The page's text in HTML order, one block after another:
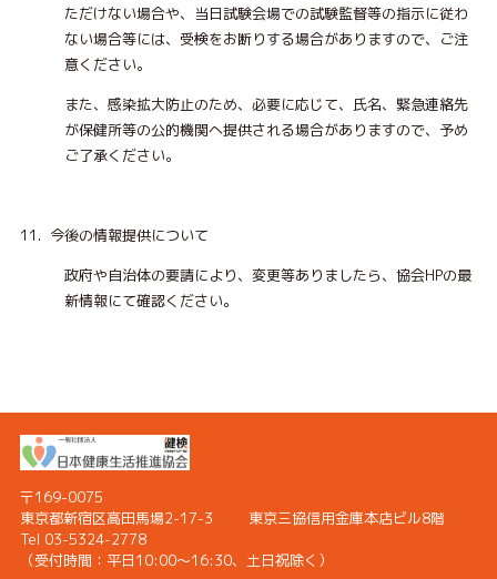
ただけない場合や、当日試験会場での試験監督等の指示に従わ
ない場合等には、受検をお断りする場合がありますので、ご注
意ください。
また、感染拡大防止のため、必要に応じて、氏名、緊急連絡先
が保健所等の公的機関へ提供される場合がありますので、予め
ご了承ください。
11. 今後の情報提供について
政府や自治体の要請により、変更等ありましたら、協会HPの最
新情報にて確認ください。
〒169-0075
東京都新宿区高田馬場2-17-3 東京三協信用金庫本店ビル8階
Tel 03-5324-2778
（受付時間： 平日10:00〜16:30、土日祝除く）